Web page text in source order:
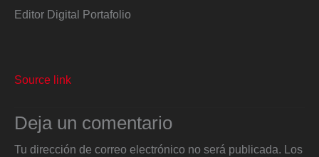
Editor Digital Portafolio
Source link
Deja un comentario
Tu dirección de correo electrónico no será publicada. Los